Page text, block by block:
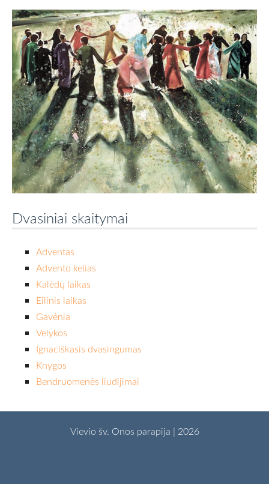
Dvasiniai skaitymai
Adventas
Advento kelias
Kalėdų laikas
Eilinis laikas
Gavėnia
Velykos
Ignaciškasis dvasingumas
Knygos
Bendruomenės liudijimai
Vievio šv. Onos parapija | 2026